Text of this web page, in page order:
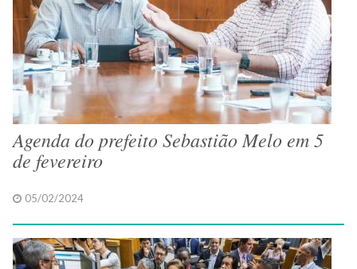
Agenda do prefeito Sebastião Melo em 5
de fevereiro
05/02/2024